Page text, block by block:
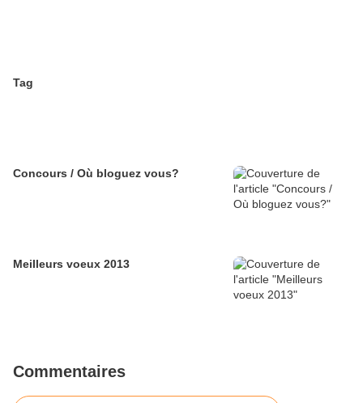
Tag
Concours / Où bloguez vous?
Meilleurs voeux 2013
Commentaires